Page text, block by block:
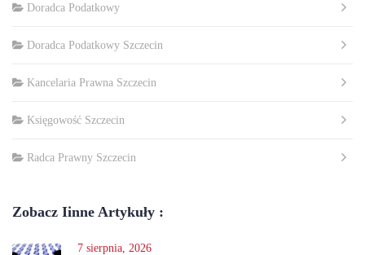
Doradca Podatkowy
Doradca Podatkowy Szczecin
Kancelaria Prawna Szczecin
Księgowość Szczecin
Radca Prawny Szczecin
Zobacz Iinne Artykuły :
7 sierpnia, 2026